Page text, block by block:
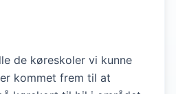
de køreskoler vi kunne
kommet frem til at